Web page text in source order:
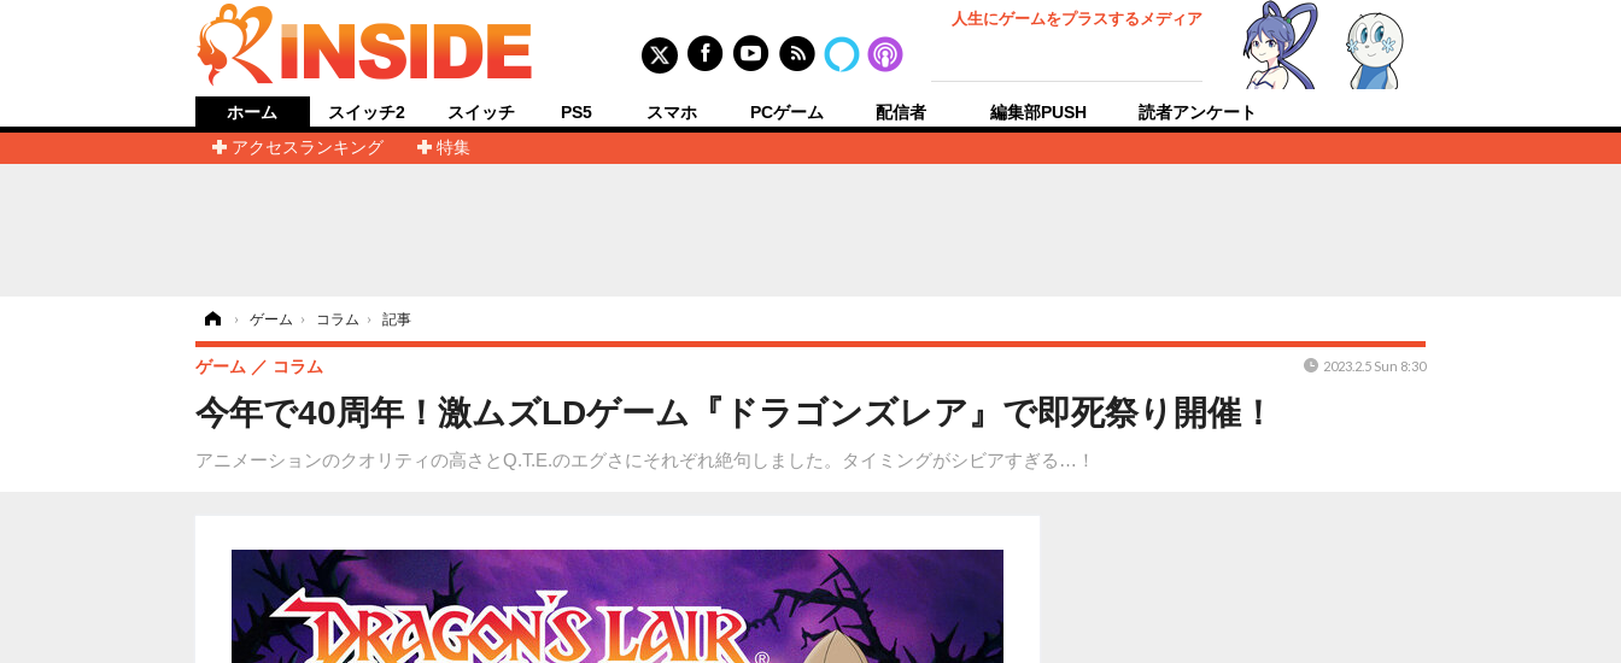
人生にゲームをプラスするメディア
ホーム
アクセスランキング
特集
スイッチ2 スイッチ PS5 スマホ PCゲーム 配信者 編集部PUSH 読者アンケート
› ゲーム › コラム › 記事
今年で40周年！激ムズLDゲーム『ドラゴンズレア』で即死祭り開催！
アニメーションのクオリティの高さとQ.T.E.のエグさにそれぞれ絶句しました。タイミングがシビアすぎる…！
ゲーム コラム 2023.2.5 Sun 8:30